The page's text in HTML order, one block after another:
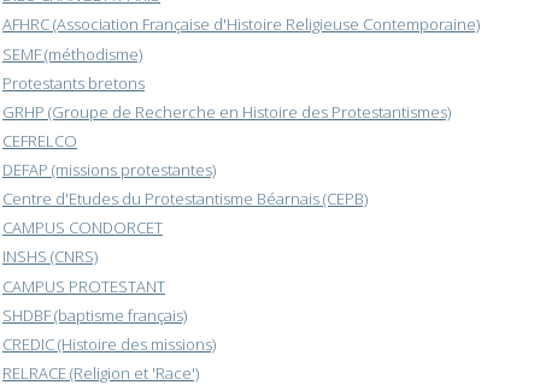
AFHRC (Association Française d'Histoire Religieuse Contemporaine)
SEMF (méthodisme)
Protestants bretons
GRHP (Groupe de Recherche en Histoire des Protestantismes)
CEFRELCO
DEFAP (missions protestantes)
Centre d'Etudes du Protestantisme Béarnais (CEPB)
CAMPUS CONDORCET
INSHS (CNRS)
CAMPUS PROTESTANT
SHDBF (baptisme français)
CREDIC (Histoire des missions)
RELRACE (Religion et 'Race')